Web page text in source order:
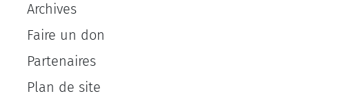
Archives
Faire un don
Partenaires
Plan de site